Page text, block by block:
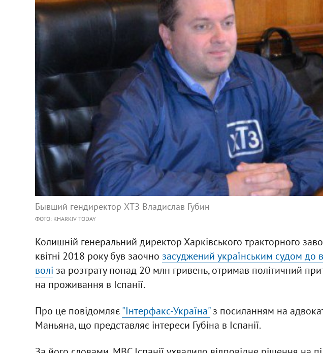
Бывший гендиректор ХТЗ Владислав Губин
ФОТО: KHARKIV TODAY
Колишній генеральний директор Харківського тракторного
квітні 2018 року був заочно засуджений українським судом до
волі за розтрату понад 20 млн гривень, отримав політичний
на проживання в Іспанії.
Про це повідомляє"Інтерфакс-Україна"з посиланням на
Маньяна, що представляє інтереси Губіна в Іспанії.